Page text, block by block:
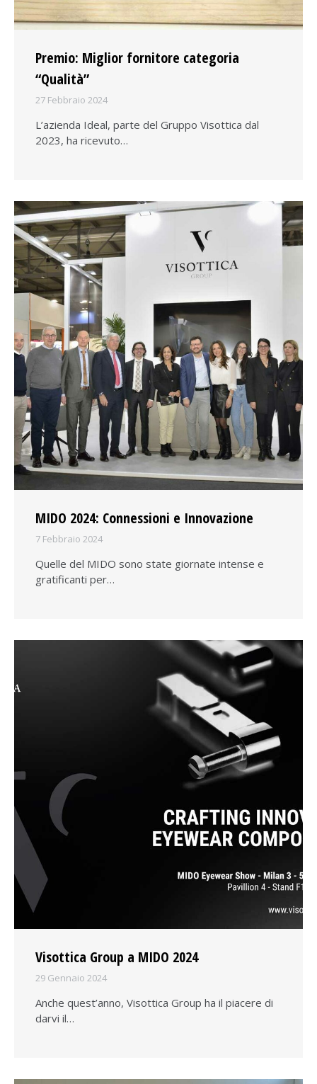
Premio: Miglior fornitore categoria
“Qualità”
27 Febbraio 2024
L’azienda Ideal, parte del Gruppo Visottica dal
2023, ha ricevuto…
MIDO 2024: Connessioni e Innovazione
7 Febbraio 2024
Quelle del MIDO sono state giornate intense e
gratificanti per…
Visottica Group a MIDO 2024
29 Gennaio 2024
Anche quest’anno, Visottica Group ha il piacere di
darvi il…